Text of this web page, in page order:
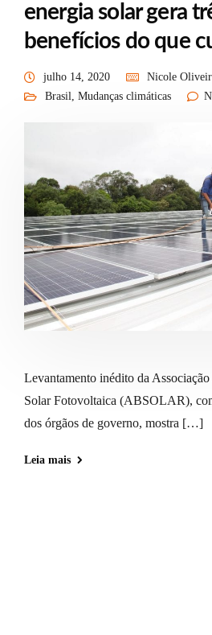
energia solar gera
benefícios do que
julho 14, 2020
Nicole
Brasil, Mudanças climáticas
Levantamento inédito da
Solar Fotovoltaica (ABSOLAR),
dos órgãos de governo, mostra […]
Leia mais